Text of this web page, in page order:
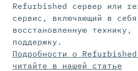
Refurbished сервер или
сервис, включающий в себя
восстановленную технику,
поддержку.
Подробности о
читайте в нашей статье